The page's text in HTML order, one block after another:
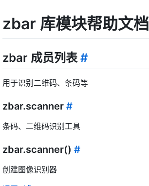
zbar 库模块帮助文档
zbar 成员列表 #
用于识别二维码、条码等
zbar.scanner #
条码、二维码识别工具
zbar.scanner() #
创建图像识别器